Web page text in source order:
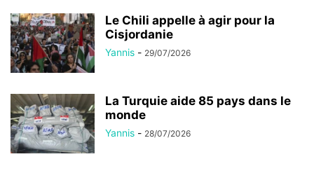
Le Chili appelle à agir pour la
Cisjordanie
Yannis - 29/07/2026
La Turquie aide 85 pays dans le
monde
Yannis - 28/07/2026